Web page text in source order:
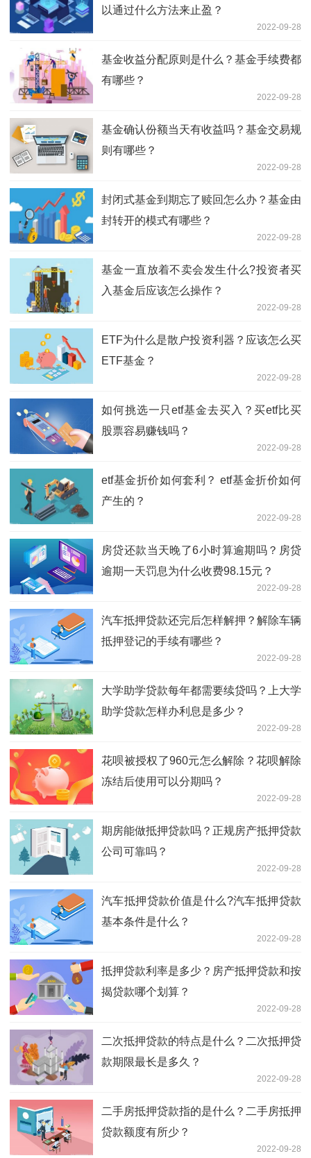
以通过什么方法来止盈？
2022-09-28
基金收益分配原则是什么？基金手续费都
有哪些？
2022-09-28
基金确认份额当天有收益吗？基金交易规
则有哪些？
2022-09-28
封闭式基金到期忘了赎回怎么办？基金由
封转开的模式有哪些？
2022-09-28
基金一直放着不卖会发生什么?投资者买
入基金后应该怎么操作？
2022-09-28
ETF为什么是散户投资利器？应该怎么买
ETF基金？
2022-09-28
如何挑选一只etf基金去买入？买etf比买
股票容易赚钱吗？
2022-09-28
etf基金折价如何套利？ etf基金折价如何
产生的？
2022-09-28
房贷还款当天晚了6小时算逾期吗？房贷
逾期一天罚息为什么收费98.15元？
2022-09-28
汽车抵押贷款还完后怎样解押？解除车辆
抵押登记的手续有哪些？
2022-09-28
大学助学贷款每年都需要续贷吗？上大学
助学贷款怎样办利息是多少？
2022-09-28
花呗被授权了960元怎么解除？花呗解除
冻结后使用可以分期吗？
2022-09-28
期房能做抵押贷款吗？正规房产抵押贷款
公司可靠吗？
2022-09-28
汽车抵押贷款价值是什么?汽车抵押贷款
基本条件是什么？
2022-09-28
抵押贷款利率是多少？房产抵押贷款和按
揭贷款哪个划算？
2022-09-28
二次抵押贷款的特点是什么？二次抵押贷
款期限最长是多久？
2022-09-28
二手房抵押贷款指的是什么？二手房抵押
贷款额度有所少？
2022-09-28